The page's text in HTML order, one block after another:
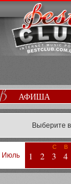
АФИША
Выберите
Июль 1 2
С
3
В
4